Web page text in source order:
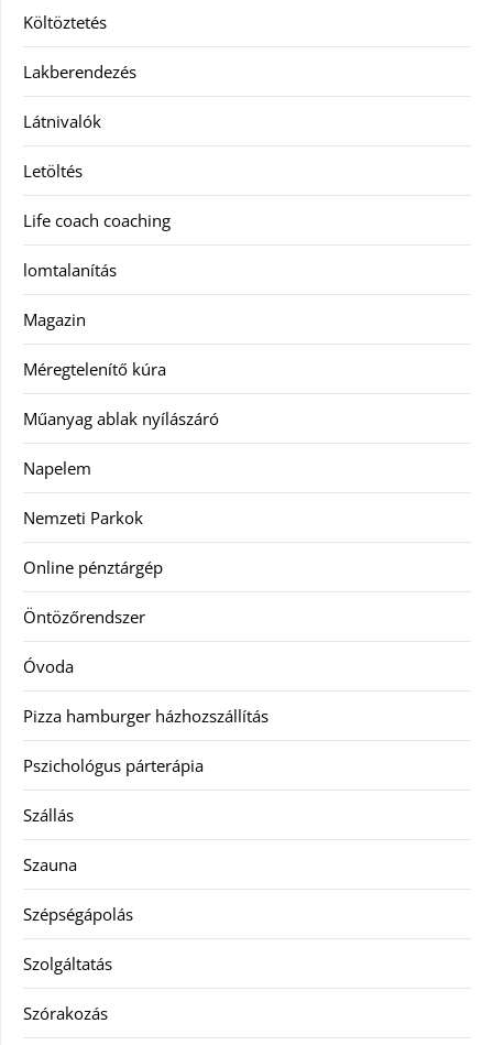
Költöztetés
Lakberendezés
Látnivalók
Letöltés
Life coach coaching
lomtalanítás
Magazin
Méregtelenítő kúra
Műanyag ablak nyílászáró
Napelem
Nemzeti Parkok
Online pénztárgép
Öntözőrendszer
Óvoda
Pizza hamburger házhozszállítás
Pszichológus párterápia
Szállás
Szauna
Szépségápolás
Szolgáltatás
Szórakozás